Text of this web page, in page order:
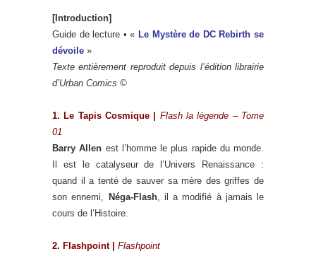
[Introduction]
Guide de lecture • « Le Mystère de DC Rebirth se
dévoile »
Texte entièrement reproduit depuis l’édition librairie
d’Urban Comics ©
1. Le Tapis Cosmique | Flash la légende – Tome
01
Barry Allen est l’homme le plus rapide du monde.
Il est le catalyseur de l’Univers Renaissance :
quand il a tenté de sauver sa mère des griffes de
son ennemi,
Néga-Flash, il a modifié à jamais le
cours de l’Histoire.
2. Flashpoint | Flashpoint